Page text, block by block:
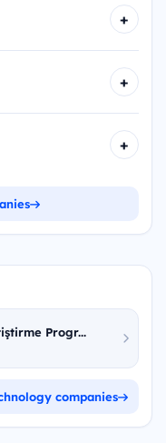
+
+
+
Progr...
companies